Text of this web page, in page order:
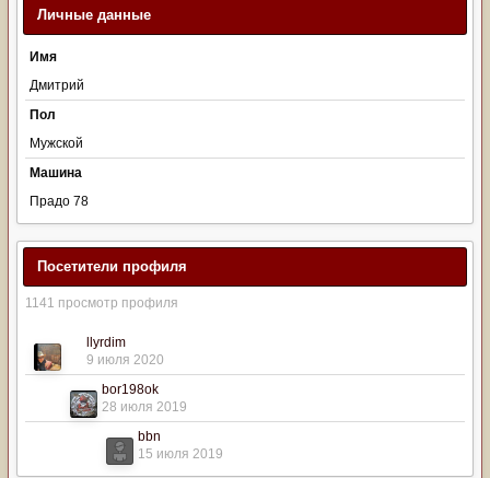
Личные данные
Имя
Дмитрий
Пол
Мужской
Машина
Прадо 78
Посетители профиля
1141 просмотр профиля
llyrdim
9 июля 2020
bor198ok
28 июля 2019
bbn
15 июля 2019